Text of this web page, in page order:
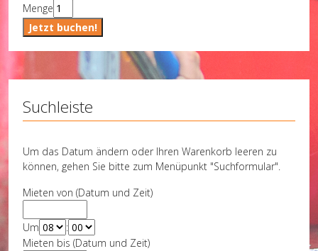
Menge
Suchleiste
Um das Datum ändern oder Ihren Warenkorb leeren zu
können, gehen Sie bitte zum Menüpunkt "Suchformular".
Mieten von (Datum und Zeit)
Um
:
Mieten bis (Datum und Zeit)